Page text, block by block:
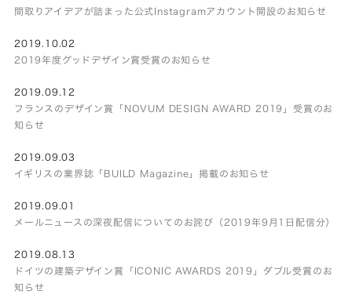
間取りアイデアが詰まった公式Instagramアカウント開設のお知らせ
2019.10.02
2019年度グッドデザイン賞受賞のお知らせ
2019.09.12
フランスのデザイン賞「NOVUM DESIGN AWARD 2019」受賞のお
知らせ
2019.09.03
イギリスの業界誌「BUILD Magazine」掲載のお知らせ
2019.09.01
メールニュースの深夜配信についてのお詫び（2019年9月1日配信分）
2019.08.13
ドイツの建築デザイン賞「ICONIC AWARDS 2019」ダブル受賞のお
知らせ